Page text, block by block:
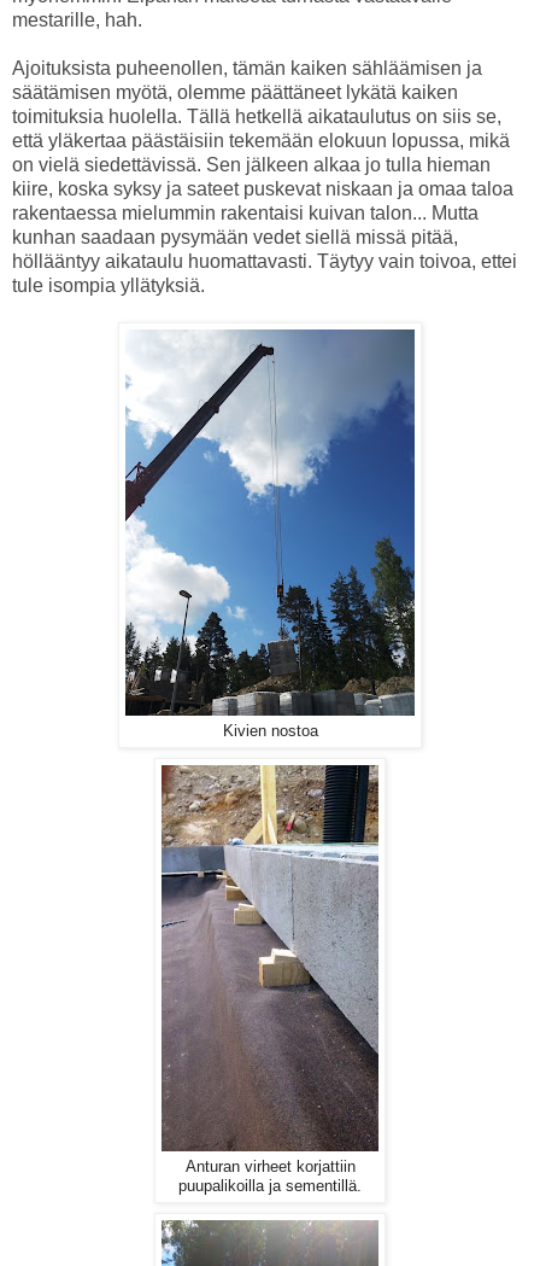
mestarille, hah.
Ajoituksista puheenollen, tämän kaiken sähläämisen ja
säätämisen myötä, olemme päättäneet lykätä kaiken
toimituksia huolella. Tällä hetkellä aikataulutus on siis se,
että yläkertaa päästäisiin tekemään elokuun lopussa, mikä
on vielä siedettävissä. Sen jälkeen alkaa jo tulla hieman
kiire, koska syksy ja sateet puskevat niskaan ja omaa taloa
rakentaessa mielummin rakentaisi kuivan talon... Mutta
kunhan saadaan pysymään vedet siellä missä pitää,
höllääntyy aikataulu huomattavasti. Täytyy vain toivoa, ettei
tule isompia yllätyksiä.
Kivien nostoa
Anturan virheet korjattiin
puupalikoilla ja sementillä.